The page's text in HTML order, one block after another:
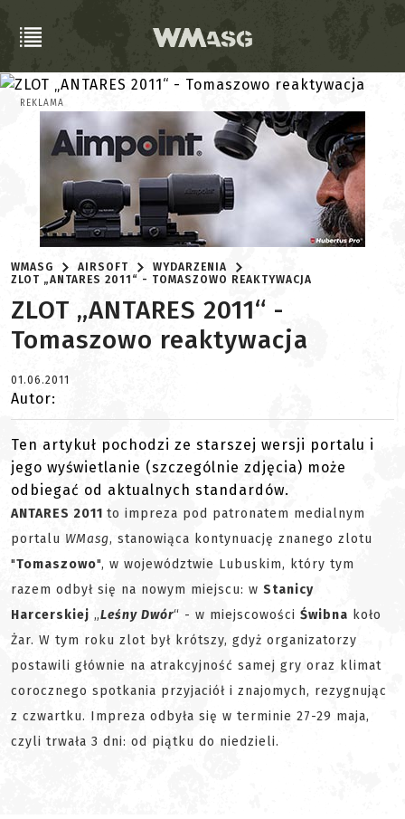
REKLAMA
WMASG AIRSOFT
WYDARZENIA
ZLOT „ANTARES 2011“ - TOMASZOWO REAKTYWACJA
ZLOT „ANTARES 2011“ -
Tomaszowo reaktywacja
01.06.2011
Autor:
Ten artykuł pochodzi ze starszej wersji portalu i
jego wyświetlanie (szczególnie zdjęcia) może
odbiegać od aktualnych standardów.
ANTARES 2011 to impreza pod patronatem medialnym
portalu WMasg, stanowiąca kontynuację znanego zlotu
"Tomaszowo", w województwie Lubuskim, który tym
razem odbył się na nowym miejscu: w Stanicy
Harcerskiej „Leśny Dwór“ - w miejscowości Świbna koło
Żar. W tym roku zlot był krótszy, gdyż organizatorzy
postawili głównie na atrakcyjność samej gry oraz klimat
corocznego spotkania przyjaciół i znajomych, rezygnując
z czwartku. Impreza odbyła się w terminie 27-29 maja,
czyli trwała 3 dni: od piątku do niedzieli.